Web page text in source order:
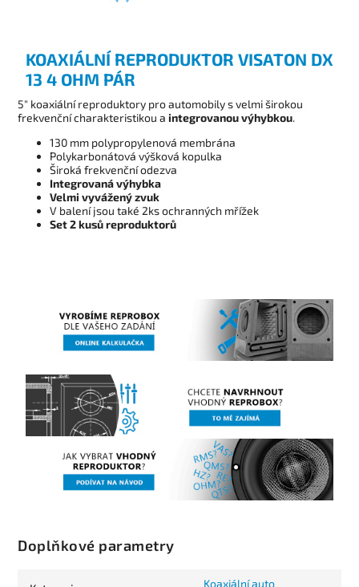
KOAXIÁLNÍ REPRODUKTOR VISATON DX
13 4 OHM PÁR
5" koaxiální reproduktory pro automobily s velmi širokou
frekvenční charakteristikou a integrovanou výhybkou.
130 mm polypropylenová membrána
Polykarbonátová výšková kopulka
Široká frekvenční odezva
Integrovaná výhybka
Velmi vyvážený zvuk
V balení jsou také 2ks ochranných mřížek
Set 2 kusů reproduktorů
Doplňkové parametry
Koaxiální auto